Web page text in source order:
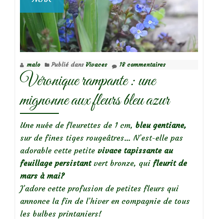
malo Publié dans Vivaces 18 commentaires
Véronique rampante : une
mignonne aux fleurs bleu azur
Une nuée de fleurettes de 1 cm, bleu gentiane,
sur de fines tiges rougeâtres… N’est-elle pas
adorable cette petite vivace tapissante au
feuillage persistantvert bronze, qui fleurit de
mars à mai?
J’adore cette profusion de petites fleurs qui
annonce la fin de l’hiver en compagnie de tous
les bulbes printaniers!